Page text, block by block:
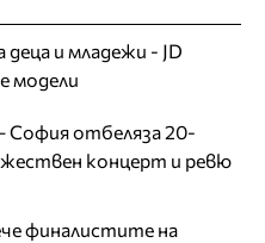
деца и младежи - JD
модели
отбеляза 20-
концерт и ревю
финалистите на